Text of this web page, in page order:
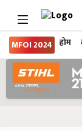
MFOI 2024 होम